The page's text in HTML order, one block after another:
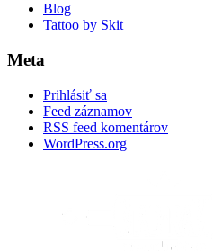
Blog
Tattoo by Skit
Meta
Prihlásiť sa
Feed záznamov
RSS feed komentárov
WordPress.org